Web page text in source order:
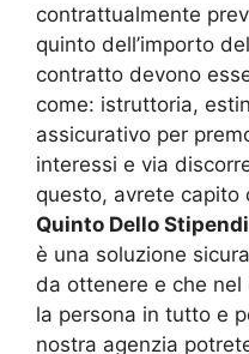
contrattualmente
quinto dell’importo
contratto devono
come: istruttoria,
assicurativo per
interessi e via
questo, avrete capito
Quinto Dello
è una soluzione
da ottenere e che
la persona in tutto e
nostra agenzia